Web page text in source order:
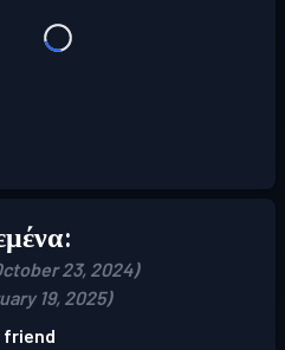
23, 2024)
19, 2025)
friend